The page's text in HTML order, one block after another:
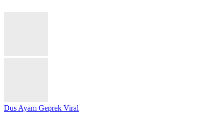
Dus Ayam Geprek Viral